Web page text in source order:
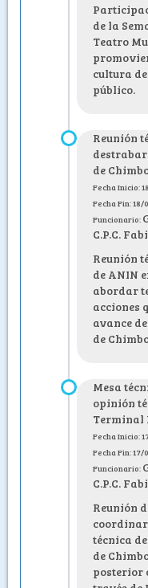
de la
Teatro
cultura
público.
Reunión
de
Fecha Inicio:
Fecha Fin: 18/
Funcionario:
C.P.C.
Reunión
de ANIN
abordar
acciones
avance
de
Mesa
opinión
Terminal
Fecha Inicio:
Fecha Fin: 17/
Funcionario:
C.P.C.
Reunión
técnica
de
posterior